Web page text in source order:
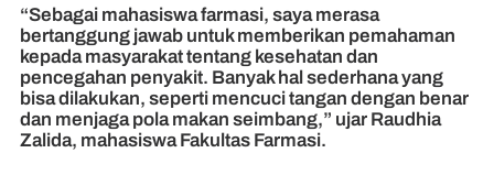
“Sebagai mahasiswa farmasi, saya merasa
bertanggung jawab untuk memberikan pemahaman
kepada masyarakat tentang kesehatan dan
pencegahan penyakit. Banyak hal sederhana yang
bisa dilakukan, seperti mencuci tangan dengan benar
dan menjaga pola makan seimbang,” ujar Raudhia
Zalida, mahasiswa Fakultas Farmasi.